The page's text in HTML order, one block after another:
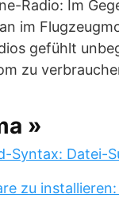
Radio: Im
im
gefühlt
zu
»
Syntax: Datei-
zu